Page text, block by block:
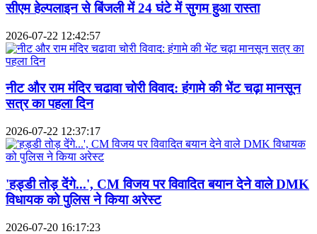
सीएम हेल्पलाइन से बिंजली में 24 घंटे में सुगम हुआ रास्ता
2026-07-22 12:42:57
नीट और राम मंदिर चढावा चोरी विवाद: हंगामे की भेंट चढ़ा मानसून
सत्र का पहला दिन
2026-07-22 12:37:17
'हड्डी तोड़ देंगे...', CM विजय पर विवादित बयान देने वाले DMK
विधायक को पुलिस ने किया अरेस्ट
2026-07-20 16:17:23